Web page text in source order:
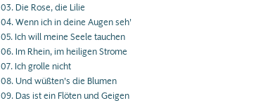
03. Die Rose, die Lilie
04. Wenn ich in deine Augen seh'
05. Ich will meine Seele tauchen
06. Im Rhein, im heiligen Strome
07. Ich grolle nicht
08. Und wüßten's die Blumen
09. Das ist ein Flöten und Geigen